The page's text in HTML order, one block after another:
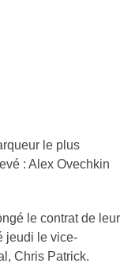
le plus
: Alex Ovechkin
le contrat de leur
jeudi le vice-
Chris Patrick.